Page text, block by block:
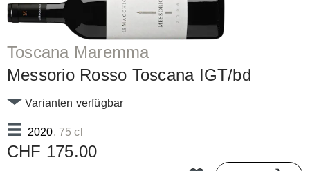
Toscana Maremma
Messorio Rosso Toscana IGT/bd
2020, 75 cl
Varianten verfügbar
CHF 175.00